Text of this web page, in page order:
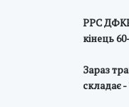
РРС
кінець
Зараз
складає -